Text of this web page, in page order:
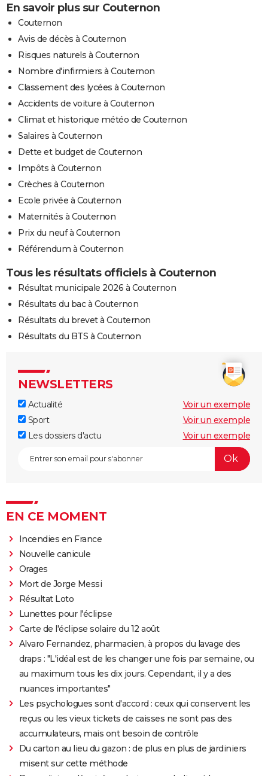
En savoir plus sur Couternon
Couternon
Avis de décès à Couternon
Risques naturels à Couternon
Nombre d'infirmiers à Couternon
Classement des lycées à Couternon
Accidents de voiture à Couternon
Climat et historique météo de Couternon
Salaires à Couternon
Dette et budget de Couternon
Impôts à Couternon
Crèches à Couternon
Ecole privée à Couternon
Maternités à Couternon
Prix du neuf à Couternon
Référendum à Couternon
Tous les résultats officiels à Couternon
Résultat municipale 2026 à Couternon
Résultats du bac à Couternon
Résultats du brevet à Couternon
Résultats du BTS à Couternon
NEWSLETTERS
Actualité
Voir un exemple
Sport
Voir un exemple
Les dossiers d'actu
Voir un exemple
EN CE MOMENT
Incendies en France
Nouvelle canicule
Orages
Mort de Jorge Messi
Résultat Loto
Lunettes pour l'éclipse
Carte de l'éclipse solaire du 12 août
Alvaro Fernandez, pharmacien, à propos du lavage des
draps : "L'idéal est de les changer une fois par semaine, ou
au maximum tous les dix jours. Cependant, il y a des
nuances importantes"
Les psychologues sont d'accord : ceux qui conservent les
reçus ou les vieux tickets de caisses ne sont pas des
accumulateurs, mais ont besoin de contrôle
Du carton au lieu du gazon : de plus en plus de jardiniers
misent sur cette méthode